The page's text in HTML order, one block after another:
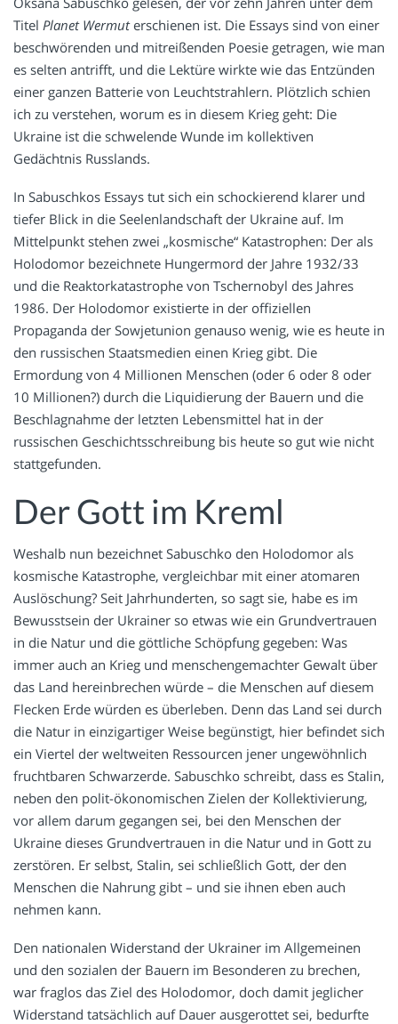
Titel Planet Wermuterschienen ist. Die Essays sind von einer
beschwörenden und mitreißenden Poesie getragen, wie man
es selten antrifft, und die Lektüre wirkte wie das Entzünden
einer ganzen Batterie von Leuchtstrahlern. Plötzlich schien
ich zu verstehen, worum es in diesem Krieg geht: Die
Ukraine ist die schwelende Wunde im kollektiven
Gedächtnis Russlands.
In Sabuschkos Essays tut sich ein schockierend klarer und
tiefer Blick in die Seelenlandschaft der Ukraine auf. Im
Mittelpunkt stehen zwei „kosmische“ Katastrophen: Der als
Holodomor bezeichnete Hungermord der Jahre 1932/33
und die Reaktorkatastrophe von Tschernobyl des Jahres
1986. Der Holodomor existierte in der offiziellen
Propaganda der Sowjetunion genauso wenig, wie es heute in
den russischen Staatsmedien einen Krieg gibt. Die
Ermordung von 4 Millionen Menschen (oder 6 oder 8 oder
10 Millionen?) durch die Liquidierung der Bauern und die
Beschlagnahme der letzten Lebensmittel hat in der
russischen Geschichtsschreibung bis heute so gut wie nicht
stattgefunden.
Der Gott im Kreml
Weshalb nun bezeichnet Sabuschko den Holodomor als
kosmische Katastrophe, vergleichbar mit einer atomaren
Auslöschung? Seit Jahrhunderten, so sagt sie, habe es im
Bewusstsein der Ukrainer so etwas wie ein Grundvertrauen
in die Natur und die göttliche Schöpfung gegeben: Was
immer auch an Krieg und menschengemachter Gewalt über
das Land hereinbrechen würde – die Menschen auf diesem
Flecken Erde würden es überleben. Denn das Land sei durch
die Natur in einzigartiger Weise begünstigt, hier befindet sich
ein Viertel der weltweiten Ressourcen jener ungewöhnlich
fruchtbaren Schwarzerde. Sabuschko schreibt, dass es Stalin,
neben den polit-ökonomischen Zielen der Kollektivierung,
vor allem darum gegangen sei, bei den Menschen der
Ukraine dieses Grundvertrauen in die Natur und in Gott zu
zerstören. Er selbst, Stalin, sei schließlich Gott, der den
Menschen die Nahrung gibt – und sie ihnen eben auch
nehmen kann.
Den nationalen Widerstand der Ukrainer im Allgemeinen
und den sozialen der Bauern im Besonderen zu brechen,
war fraglos das Ziel des Holodomor, doch damit jeglicher
Widerstand tatsächlich auf Dauer ausgerottet sei, bedurfte